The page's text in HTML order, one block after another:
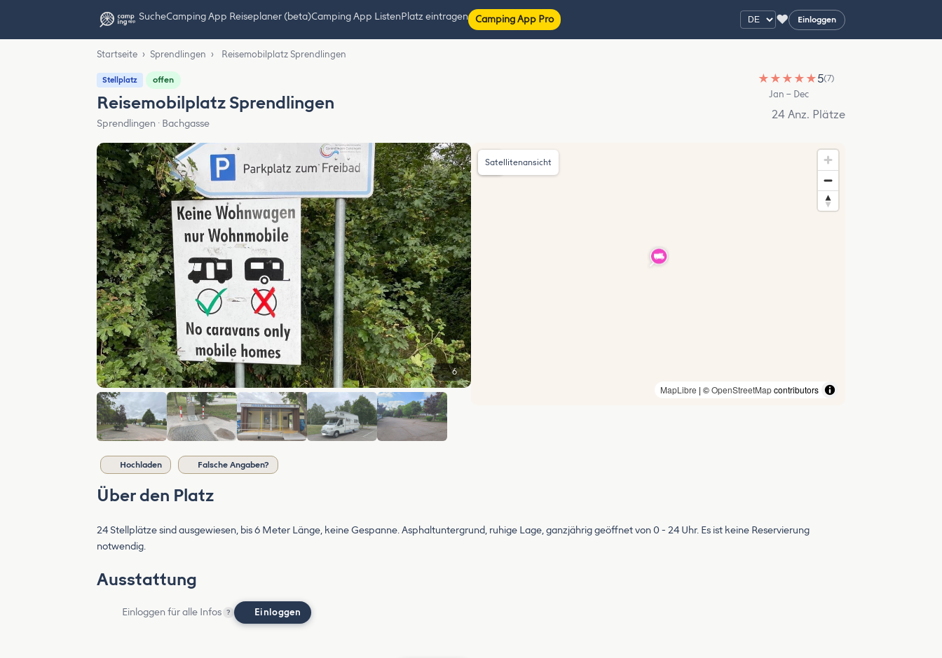
SucheCamping App Reiseplaner (beta)Camping App ListenPlatz eintragen Camping App Pro ♥ Einloggen
Startseite › Sprendlingen › Reisemobilplatz Sprendlingen
Stellplatz offen
Reisemobilplatz Sprendlingen
Sprendlingen · Bachgasse
★ ★ ★ ★ ★5(7)
Jan – Dec
24 Anz. Plätze
6
MapLibre | ©OpenStreetMapcontributors
Satellitenansicht
Hochladen Falsche Angaben?
Über den Platz
24 Stellplätze sind ausgewiesen, bis 6 Meter Länge, keine Gespanne. Asphaltuntergrund, ruhige Lage, ganzjährig geöffnet von 0 - 24 Uhr. Es ist keine Reservierung
notwendig.
Ausstattung
Einloggen für alle Infos ? Einloggen